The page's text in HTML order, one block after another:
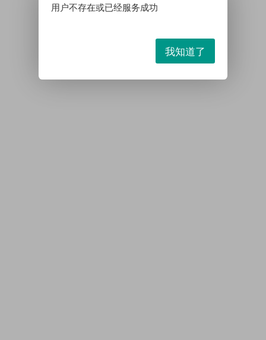
用户不存在或已经服务成功
我知道了